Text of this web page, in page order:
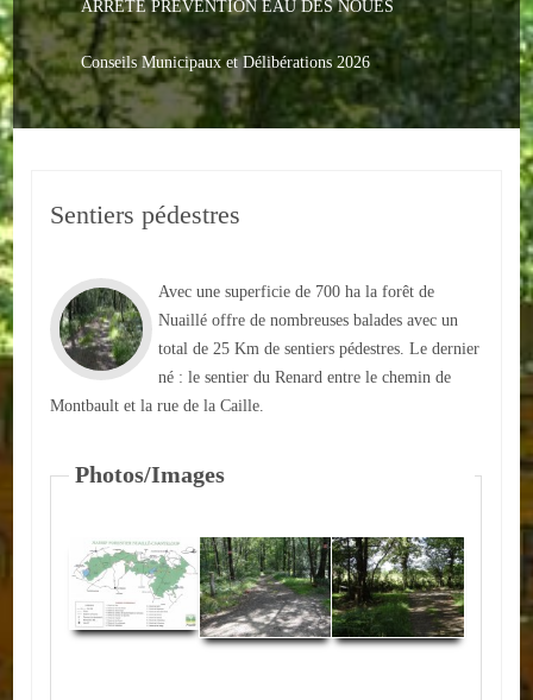
Le PACS
Voter
Bientôt 16 ans
Urbanisme
Santé
Social
Divers
ACTUALITÉS
ECOLES
ARRETE PREVENTION EAU DES NOUES
Conseils Municipaux et Délibérations 2026
Sentiers pédestres
Avec une superficie de 700 ha la forêt de
Nuaillé offre de nombreuses balades avec un
total de 25 Km de sentiers pédestres. Le dernier
né : le sentier du Renard entre le chemin de
Montbault et la rue de la Caille.
Photos/Images